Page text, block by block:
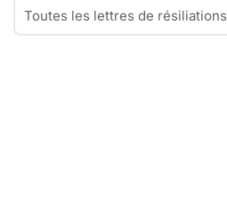
Toutes les lettres de résiliations